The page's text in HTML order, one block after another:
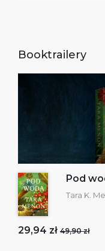
Booktrailery
Pod
Tara K.
29,94 zł 49,90 zł